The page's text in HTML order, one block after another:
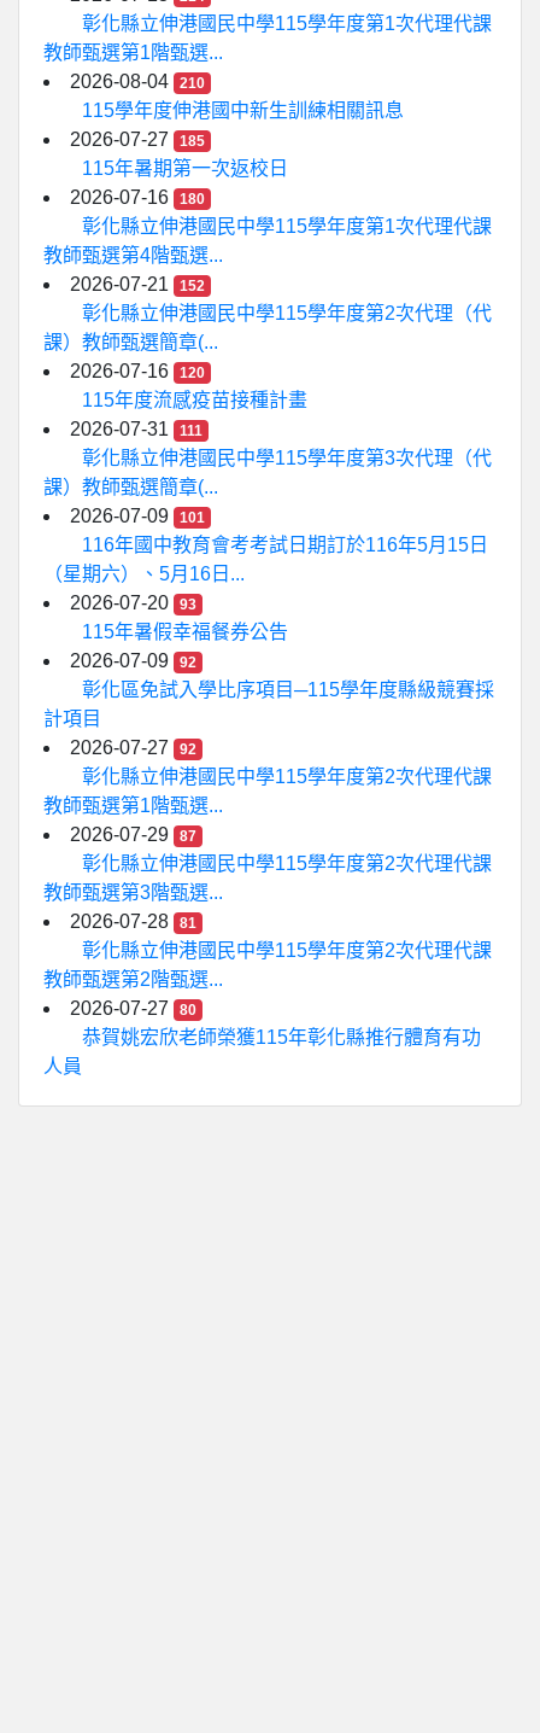
彰化縣立伸港國民中學115學年度第1次代理代課
教師甄選第1階甄選...
2026-08-04
210
115學年度伸港國中新生訓練相關訊息
2026-07-27
185
115年暑期第一次返校日
2026-07-16
180
彰化縣立伸港國民中學115學年度第1次代理代課
教師甄選第4階甄選...
2026-07-21
152
彰化縣立伸港國民中學115學年度第2次代理（代
課）教師甄選簡章(...
2026-07-16
120
115年度流感疫苗接種計畫
2026-07-31
111
彰化縣立伸港國民中學115學年度第3次代理（代
課）教師甄選簡章(...
2026-07-09
101
116年國中教育會考考試日期訂於116年5月15日
（星期六）、5月16日...
2026-07-20
93
115年暑假幸福餐券公告
2026-07-09
92
彰化區免試入學比序項目─115學年度縣級競賽採
計項目
2026-07-27
92
彰化縣立伸港國民中學115學年度第2次代理代課
教師甄選第1階甄選...
2026-07-29
87
彰化縣立伸港國民中學115學年度第2次代理代課
教師甄選第3階甄選...
2026-07-28
81
彰化縣立伸港國民中學115學年度第2次代理代課
教師甄選第2階甄選...
2026-07-27
80
恭賀姚宏欣老師榮獲115年彰化縣推行體育有功
人員